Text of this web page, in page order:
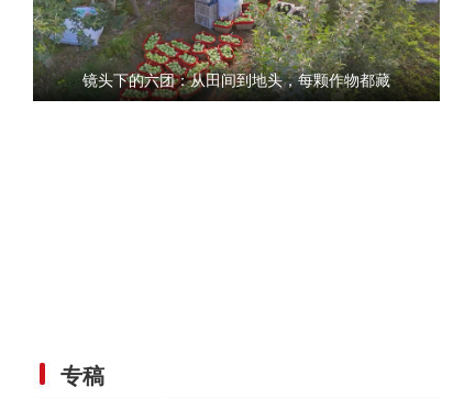
镜头下的六团：从田间到地头，每颗作物都藏
专稿